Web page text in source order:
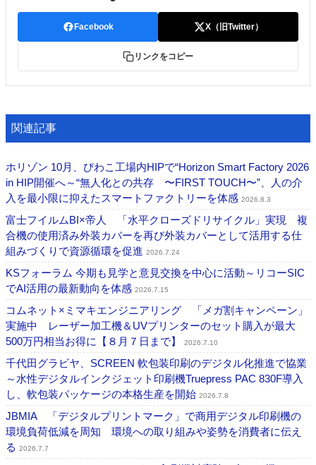
Facebook X（旧Twitter）
リンクをコピー
関連記事
ホリゾン 10月、びわこ工場内HIPで“Horizon Smart Factory 2026
in HIP開催へ～“無人化との共存 〜FIRST TOUCH〜”、人の介
入を最小限に抑えたスマートファクトリーを体感 2026.8.3
富士フイルムBI×帝人 「水平クローズドリサイクル」実現 複
合機の使用済み外装カバーを再び外装カバーとして活用する仕
組みづくりで資源循環を促進 2026.7.24
KSフォーラム 今期も見学と意見交換を中心に活動～リコーSIC
でAI活用の最新動向を体感 2026.7.15
コムネット×ミマキエンジニアリング 「メガ割キャンペーン」
実施中 レーザー加工機＆UVプリンターのセット購入が最大
500万円相当お得に【８月７日まで】
2026.7.10
千代田グラビヤ、SCREEN 軟包装印刷のデジタル化推進で協業
～水性デジタルインクジェット印刷機Truepress PAC 830F導入
し、軟包装パッケージの本格生産を開始 2026.7.8
JBMIA 「デジタルプリントマーク」で商用デジタル印刷機の
環境負荷低減を周知 環境への取り組みや姿勢を消費者に伝え
る 2026.7.7